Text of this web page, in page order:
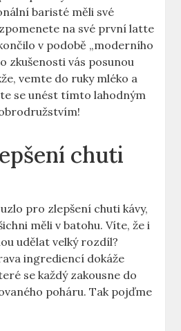
baristé měli své
na své první latte
v podobě „moderního‍
zkušenosti vás posunou
vemte do ruky mléko a⁢
​se unést tímto ⁢lahodným
‍chuti
pro zlepšení chuti kávy,
měli⁢ v batohu. Víte, že i
udělat⁣ velký rozdíl?
ingrediencí dokáže
se každý⁣ zakousne do
poháru. ⁣Tak pojďme